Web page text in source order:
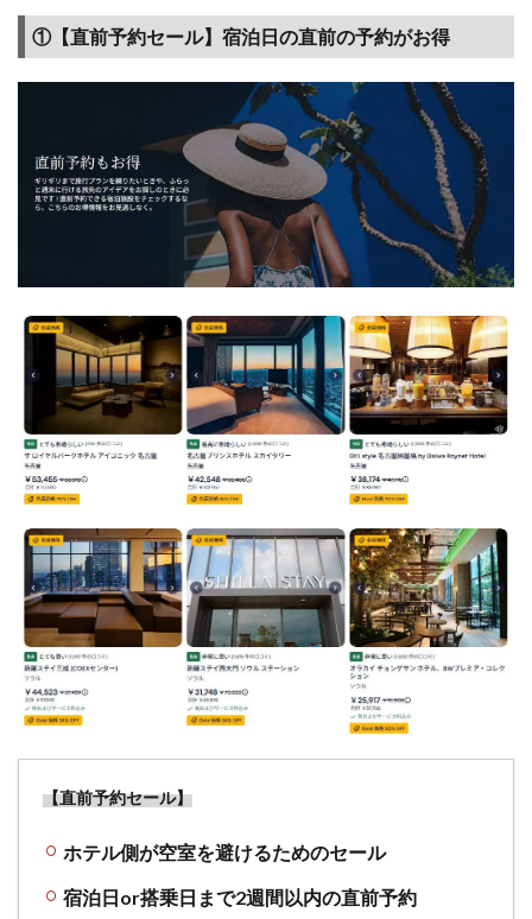
直前の
予約が
間限定
セー
ル】季
ルでお
得（お
正月、
ゴール
デンウ
ィー
ク、夏
休み、
ブラッ
イデ
ー、ク
リスマ
ス）
1.4
割セー
ル】宿
泊日の
前な
めの予
得
①【直前予約セール】宿泊日の直前の予約がお得
【直前予約セール】
ホテル側が空室を避けるためのセール
宿泊日or搭乗日まで2週間以内の直前予約